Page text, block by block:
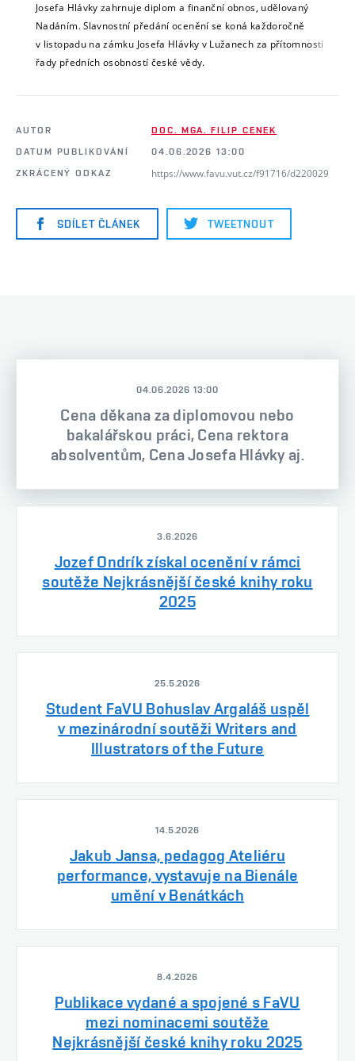
Josefa Hlávky zahrnuje diplom a finanční obnos, udělovaný
Nadáním. Slavnostní předání ocenění se koná každoročně
v listopadu na zámku Josefa Hlávky v Lužanech za přítomnosti
řady předních osobností české vědy.
AUTOR
DOC. MGA. FILIP CENEK
DATUM PUBLIKOVÁNÍ
04.06.2026 13:00
ZKRÁCENÝ ODKAZ
https://www.favu.vut.cz/f91716/d220029
SDÍLET ČLÁNEK TWEETNOUT
04.06.2026 13:00
Cena děkana za diplomovou nebo
bakalářskou práci, Cena rektora
absolventům, Cena Josefa Hlávky aj.
3.6.2026
Jozef Ondrík získal ocenění v rámci
soutěže Nejkrásnější české knihy roku
2025
25.5.2026
Student FaVU Bohuslav Argaláš uspěl
v mezinárodní soutěži Writers and
Illustrators of the Future
14.5.2026
Jakub Jansa, pedagog Ateliéru
performance, vystavuje na Bienále
umění v Benátkách
8.4.2026
Publikace vydané a spojené s FaVU
mezi nominacemi soutěže
Nejkrásnější české knihy roku 2025